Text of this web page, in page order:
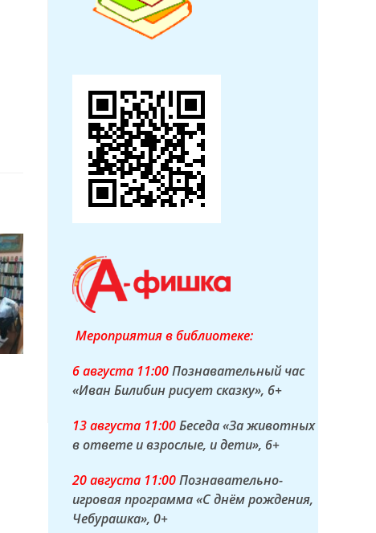
Мероприятия в библиотеке:
6 августа 11:00Познавательный час
«Иван Билибин рисует сказку», 6+
13 августа 11:00Беседа «За животных
в ответе и взрослые, и дети», 6+
20 августа 11:00Познавательно-
игровая программа «С днём рождения,
Чебурашка», 0+